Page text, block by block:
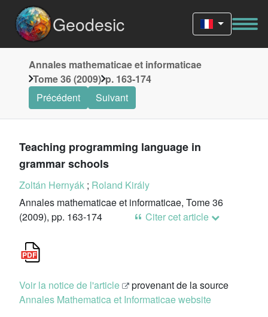
Geodesic
Annales mathematicae et informaticae
Tome 36 (2009) p. 163-174
Précédent
Suivant
Teaching programming language in
grammar schools
Zoltán Hernyák ; Roland Király
Annales mathematicae et informaticae, Tome 36
(2009), pp. 163-174
Citer cet article
Voir la notice de l'article
provenant de la source
Annales Mathematica et Informaticae website